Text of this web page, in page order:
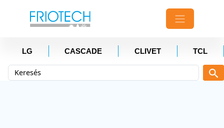
LG CASCADE CLIVET TCL